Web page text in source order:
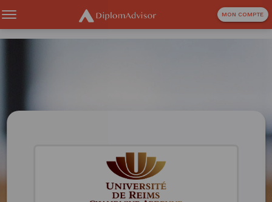
MON COMPTE